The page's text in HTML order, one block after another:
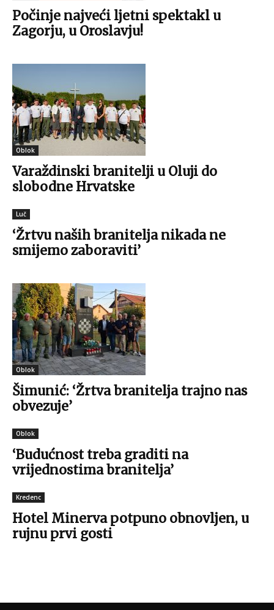
Počinje najveći ljetni spektakl u
Zagorju, u Oroslavju!
Oblok
Varaždinski branitelji u Oluji do
slobodne Hrvatske
Luč
‘Žrtvu naših branitelja nikada ne
smijemo zaboraviti’
Oblok
Šimunić: ‘Žrtva branitelja trajno nas
obvezuje’
Oblok
‘Budućnost treba graditi na
vrijednostima branitelja’
Kredenc
Hotel Minerva potpuno obnovljen, u
rujnu prvi gosti